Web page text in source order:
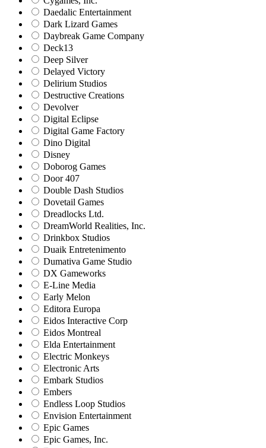
Daedalic Entertainment
Dark Lizard Games
Daybreak Game Company
Deck13
Deep Silver
Delayed Victory
Delirium Studios
Destructive Creations
Devolver
Digital Eclipse
Digital Game Factory
Dino Digital
Disney
Doborog Games
Door 407
Double Dash Studios
Dovetail Games
Dreadlocks Ltd.
DreamWorld Realities, Inc.
Drinkbox Studios
Duaik Entretenimento
Dumativa Game Studio
DX Gameworks
E-Line Media
Early Melon
Editora Europa
Eidos Interactive Corp
Eidos Montreal
Elda Entertainment
Electric Monkeys
Electronic Arts
Embark Studios
Embers
Endless Loop Studios
Envision Entertainment
Epic Games
Epic Games, Inc.